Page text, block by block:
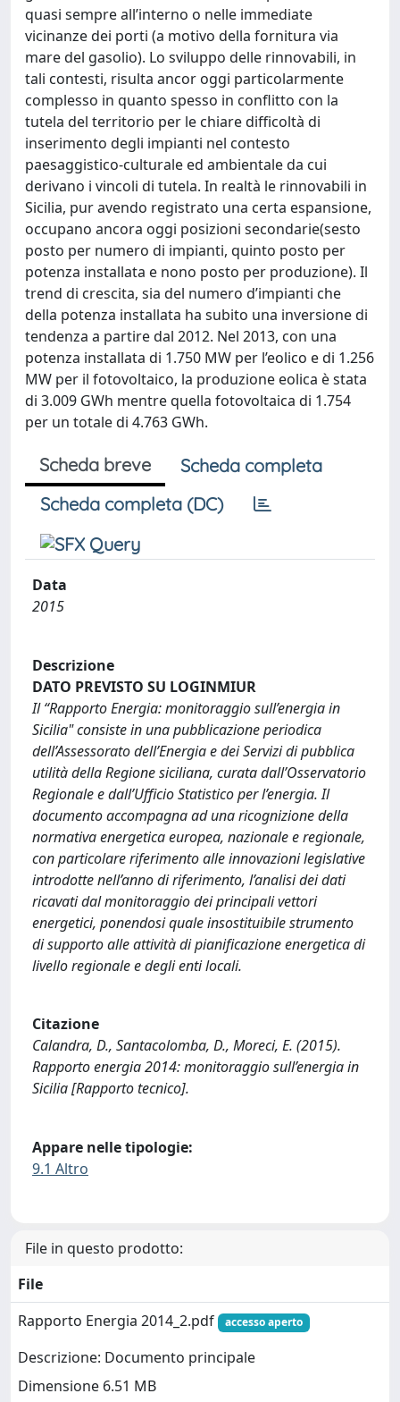
quasi sempre all’interno o nelle immediate
vicinanze dei porti (a motivo della fornitura via
mare del gasolio). Lo sviluppo delle rinnovabili, in
tali contesti, risulta ancor oggi particolarmente
complesso in quanto spesso in conflitto con la
tutela del territorio per le chiare difficoltà di
inserimento degli impianti nel contesto
paesaggistico-culturale ed ambientale da cui
derivano i vincoli di tutela. In realtà le rinnovabili in
Sicilia, pur avendo registrato una certa espansione,
occupano ancora oggi posizioni secondarie(sesto
posto per numero di impianti, quinto posto per
potenza installata e nono posto per produzione). Il
trend di crescita, sia del numero d’impianti che
della potenza installata ha subito una inversione di
tendenza a partire dal 2012. Nel 2013, con una
potenza installata di 1.750 MW per l’eolico e di 1.256
MW per il fotovoltaico, la produzione eolica è stata
di 3.009 GWh mentre quella fotovoltaica di 1.754
per un totale di 4.763 GWh.
Scheda breve
Scheda completa
Scheda completa (DC)
Data
2015
Descrizione
DATO PREVISTO SU LOGINMIUR
Il “Rapporto Energia: monitoraggio sull’energia in
Sicilia" consiste in una pubblicazione periodica
dell’Assessorato dell’Energia e dei Servizi di pubblica
utilità della Regione siciliana, curata dall’Osservatorio
Regionale e dall’Ufficio Statistico per l’energia. Il
documento accompagna ad una ricognizione della
normativa energetica europea, nazionale e regionale,
con particolare riferimento alle innovazioni legislative
introdotte nell’anno di riferimento, l’analisi dei dati
ricavati dal monitoraggio dei principali vettori
energetici, ponendosi quale insostituibile strumento
di supporto alle attività di pianificazione energetica di
livello regionale e degli enti locali.
Citazione
Calandra, D., Santacolomba, D., Moreci, E. (2015).
Rapporto energia 2014: monitoraggio sull’energia in
Sicilia [Rapporto tecnico].
Appare nelle tipologie:
9.1 Altro
File in questo prodotto:
File
Rapporto Energia 2014_2.pdf
accesso aperto
Descrizione: Documento principale
Dimensione 6.51 MB